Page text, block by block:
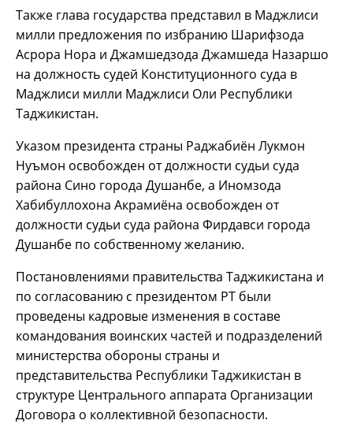
Также глава государства представил в Маджлиси
милли предложения по избранию Шарифзода
Асрора Нора и Джамшедзода Джамшеда Назаршо
на должность судей Конституционного суда в
Маджлиси милли Маджлиси Оли Республики
Таджикистан.
Указом президента страны Раджабиён Лукмон
Нуъмон освобожден от должности судьи суда
района Сино города Душанбе, а Иномзода
Хабибуллохона Акрамиёна освобожден от
должности судьи суда района Фирдавси города
Душанбе по собственному желанию.
Постановлениями правительства Таджикистана и
по согласованию с президентом РТ были
проведены кадровые изменения в составе
командования воинских частей и подразделений
министерства обороны страны и
представительства Республики Таджикистан в
структуре Центрального аппарата Организации
Договора о коллективной безопасности.